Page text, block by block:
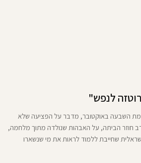
לנפש"
השבעה באוקטובר, מדבר על הפציעה שלא
חוזר הביתה, על האבהות שנולדה מתוך מלחמה,
שחייבת ללמוד לראות את מי שנשארו